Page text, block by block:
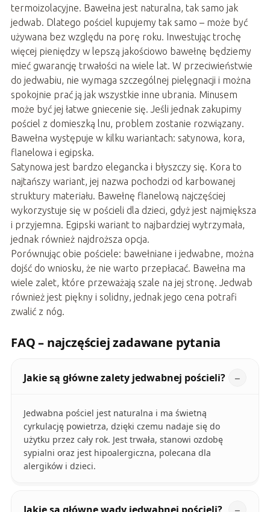
termoizolacyjne. Bawełna jest naturalna, tak samo jak
jedwab. Dlatego pościel kupujemy tak samo – może być
używana bez względu na porę roku. Inwestując trochę
więcej pieniędzy w lepszą jakościowo bawełnę będziemy
mieć gwarancję trwałości na wiele lat. W przeciwieństwie
do jedwabiu, nie wymaga szczególnej pielęgnacji i można
spokojnie prać ją jak wszystkie inne ubrania. Minusem
może być jej łatwe gniecenie się. Jeśli jednak zakupimy
pościel z domieszką lnu, problem zostanie rozwiązany.
Bawełna występuje w kilku wariantach: satynowa, kora,
flanelowa i egipska.
Satynowa jest bardzo elegancka i błyszczy się. Kora to
najtańszy wariant, jej nazwa pochodzi od karbowanej
struktury materiału. Bawełnę flanelową najczęściej
wykorzystuje się w pościeli dla dzieci, gdyż jest najmiększa
i przyjemna. Egipski wariant to najbardziej wytrzymała,
jednak również najdroższa opcja.
Porównując obie pościele: bawełniane i jedwabne, można
dojść do wniosku, że nie warto przepłacać. Bawełna ma
wiele zalet, które przeważają szale na jej stronę. Jedwab
również jest piękny i solidny, jednak jego cena potrafi
zwalić z nóg.
FAQ – najczęściej zadawane pytania
Jakie są główne zalety jedwabnej pościeli?
Jedwabna pościel jest naturalna i ma świetną
cyrkulację powietrza, dzięki czemu nadaje się do
użytku przez cały rok. Jest trwała, stanowi ozdobę
sypialni oraz jest hipoalergiczna, polecana dla
alergików i dzieci.